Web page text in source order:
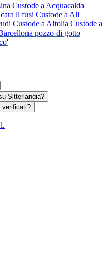
Custode a Acquacalda
li fusi Custode a Ali'
Custode a Altolia Custode a
pozzo di gotto
Sitterlandia?
verificati?